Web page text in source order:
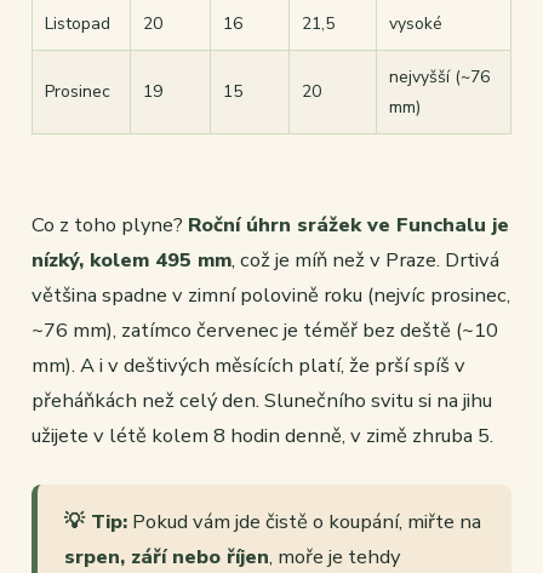
Listopad 20 16 21,5 vysoké
Prosinec 19 15 20
nejvyšší (~76
mm)
Co z toho plyne? Roční úhrn srážek ve Funchalu je
nízký, kolem 495 mm, což je míň než v Praze. Drtivá
většina spadne v zimní polovině roku (nejvíc prosinec,
~76 mm), zatímco červenec je téměř bez deště (~10
mm). A i v deštivých měsících platí, že prší spíš v
přeháňkách než celý den. Slunečního svitu si na jihu
užijete v létě kolem 8 hodin denně, v zimě zhruba 5.
💡 Tip: Pokud vám jde čistě o koupání, miřte na
srpen, září nebo říjen, moře je tehdy